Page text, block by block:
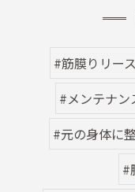
#筋膜りリース
#メンテナン
#元の身体に
#